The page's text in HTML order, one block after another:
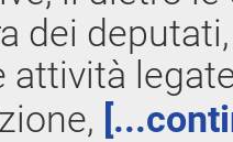
dei
attività